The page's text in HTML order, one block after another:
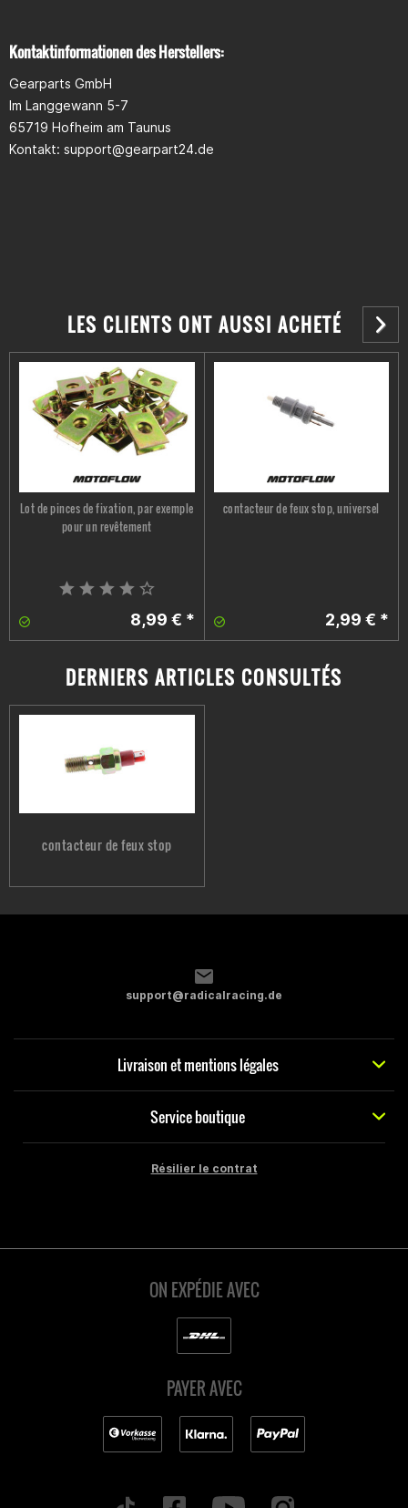
Kontaktinformationen des Herstellers:
Gearparts GmbH
Im Langgewann 5-7
65719 Hofheim am Taunus
Kontakt: support@gearpart24.de
LES CLIENTS ONT AUSSI ACHETÉ
Lot de pinces de fixation, par exemple
pour un revêtement
8,99 € *
contacteur de feux stop, universel
2,99 € *
DERNIERS ARTICLES CONSULTÉS
contacteur de feux stop
support@radicalracing.de
Livraison et mentions légales
Service boutique
Résilier le contrat
ON EXPÉDIE AVEC
PAYER AVEC